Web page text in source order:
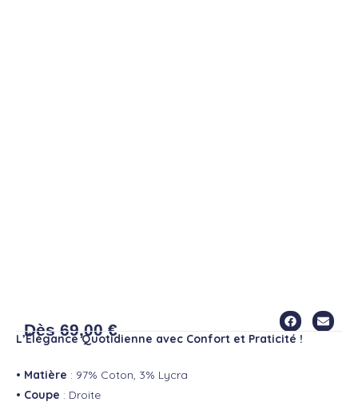
Dès69,00€
L’Élégance Quotidienne avec Confort et Praticité !
• Matière : 97% Coton, 3% Lycra
• Coupe : Droite